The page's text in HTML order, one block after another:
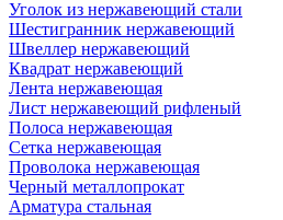
Уголок из нержавеющий стали
Шестигранник нержавеющий
Швеллер нержавеющий
Квадрат нержавеющий
Лента нержавеющая
Лист нержавеющий рифленый
Полоса нержавеющая
Сетка нержавеющая
Проволока нержавеющая
Черный металлопрокат
Арматура стальная